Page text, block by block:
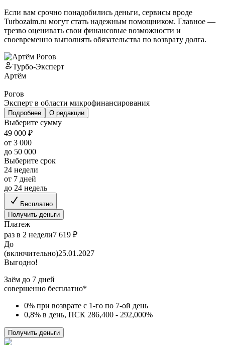
Если вам срочно понадобились деньги, сервисы вроде
Turbozaim.ru могут стать надежным помощником. Главное —
трезво оценивать свои финансовые возможности и
своевременно выполнять обязательства по возврату долга.
Турбо-Эксперт
Артём
Рогов
Эксперт в области микрофинансирования
Подробнее О редакции
Выберите сумму
49 000 ₽
от 3 000
до 50 000
Выберите срок
24 недели
от 7 дней
до 24 недель
Бесплатно
Получить деньги
Платеж
раз в 2 недели7 619 ₽
До
(включительно)25.01.2027
Выгодно!
Заём до 7 дней
совершенно бесплатно*
0% при возврате с 1-го по 7-ой день
0,8% в день, ПСК 286,400 - 292,000%
Получить деньги